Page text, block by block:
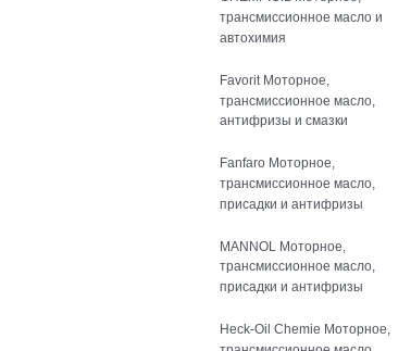
трансмиссионное масло и
автохимия
Favorit Моторное,
трансмиссионное масло,
антифризы и смазки
Fanfaro Моторное,
трансмиссионное масло,
присадки и антифризы
MANNOL Моторное,
трансмиссионное масло,
присадки и антифризы
Heck-Oil Chemie Моторное,